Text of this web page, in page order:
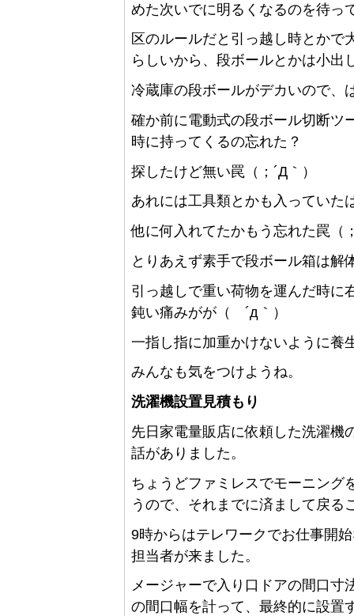
めた次いでに明るくなるのを待っ
区のルールだと引っ越し時とかで
らしいから、段ボールとかは小出
冷蔵庫の段ボールがデカいので、
確か前に電動式の段ボール切断ツ
時に持ってくるの忘れた？
探したけど無い罠（；´Д｀）
あれには工具類とかも入っていた
他に何入れてたかもう忘れた罠（
とりあえず素手で段ボール箱は解
引っ越しで重い荷物を運んだ時に
鈍い痛みがが（ ´д｀）
一指し指に加重かけないように養
みんなも気をつけようね。
洗濯機設置見積もり
先日家電量販店に依頼した洗濯機
話がありました。
ちょうどファミレスでモーニング
うので、それまでに済まして戻る
9時からはテレワークでお仕事開
担当者が来ました。
メージャーで入り口ドアの間口寸
の間口幅を計って、最終的に設置